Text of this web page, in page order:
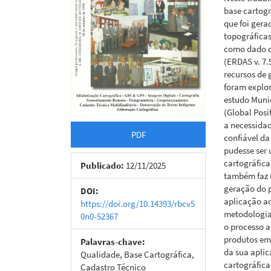
PDF
Publicado: 12/11/2025
DOI:
https://doi.org/10.14393/rbcv5
0n0-52367
Palavras-chave:
Qualidade, Base Cartográfica,
Cadastro Técnico
base
que foi
como dado
(ERDAS v.
recursos de
foram
estudo
(Global
a
confiável
pudesse
também
geração do
aplicação
o processo
produtos
da sua